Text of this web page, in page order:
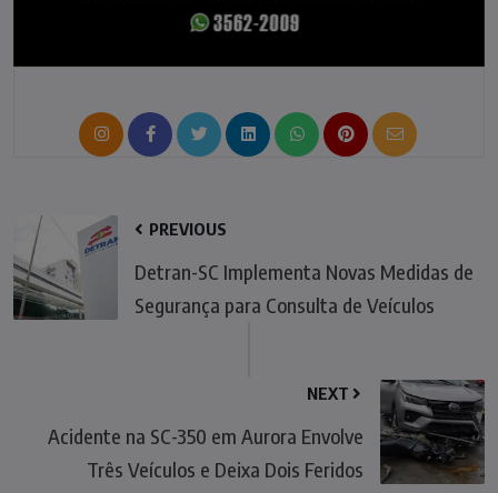
PREVIOUS
Detran-SC Implementa Novas Medidas de
Segurança para Consulta de Veículos
NEXT
Acidente na SC-350 em Aurora Envolve
Três Veículos e Deixa Dois Feridos